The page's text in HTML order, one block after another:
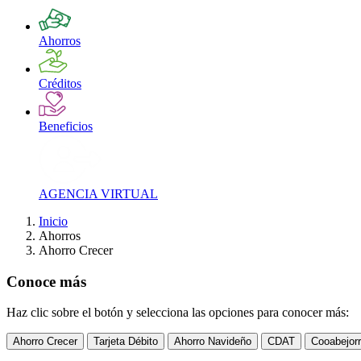
Ahorros
Créditos
Beneficios
AGENCIA VIRTUAL
Inicio
Ahorros
Ahorro Crecer
Conoce más
Haz clic sobre el botón y selecciona las opciones para conocer más:
Ahorro Crecer Tarjeta Débito Ahorro Navideño CDAT